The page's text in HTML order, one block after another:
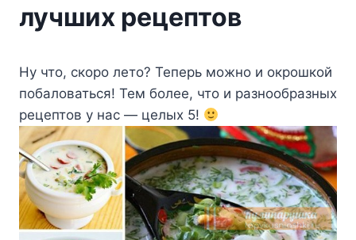
лучших рецептов
Ну что, скоро лето? Теперь можно и окрошкой
побаловаться! Тем более, что и разнообразных
рецептов у нас — целых 5!